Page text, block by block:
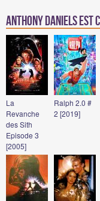
Anthony Daniels est
La
Revanche
des Sith
Episode 3
[2005]
Ralph 2.0 #
2 [2019]